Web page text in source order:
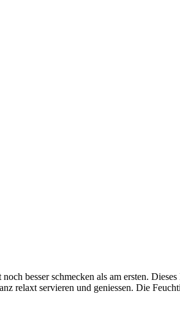
besser schmecken als am ersten.
relaxt servieren und geniessen. Die